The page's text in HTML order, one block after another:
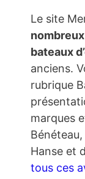
Le site
bateaux
anciens.
rubrique
marques
Hanse et
tous ces